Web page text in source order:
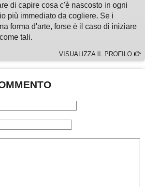
di capire cosa c'è nascosto in ogni
più immediato da cogliere. Se i
forma d'arte, forse è il caso di iniziare
tali.
VISUALIZZA IL PROFILO